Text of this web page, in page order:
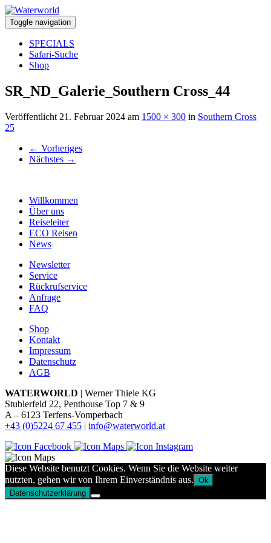
Toggle navigation
SPECIALS
Safari-Suche
Shop
SR_ND_Galerie_Southern Cross_44
Veröffentlicht 21. Februar 2024 am 1500 × 300 in Southern Cross
25
← Vorheriges
Nächstes →
Willkommen
Über uns
Reiseleiter
ECO Reisen
News
Newsletter
Service
Rückrufservice
Anfrage
FAQ
Shop
Kontakt
Impressum
Datenschutz
AGB
WATERWORLD | Werner Thiele KG
Stublerfeld 22, Penthouse Top 7 & 9
A – 6123 Terfens-Vomperbach
+43 (0)5224 67 455 | info@waterworld.at
Diese Website benutzt Cookies. Wenn Sie die Website weiter
nutzten, gehen wir von Ihrem Einverständnis aus. Ok
Datenschutzerklärung